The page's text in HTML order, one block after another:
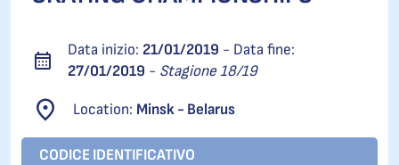
Data inizio: 21/01/2019 - Data fine:
27/01/2019 - Stagione 18/19
Location: Minsk - Belarus
CODICE IDENTIFICATIVO